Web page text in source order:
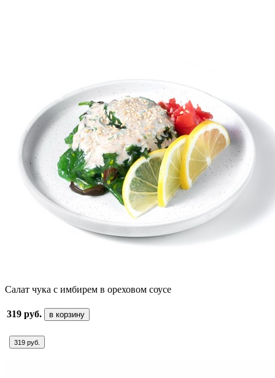
Салат чука с имбирем в ореховом соусе
319 руб. в корзину
319 руб.